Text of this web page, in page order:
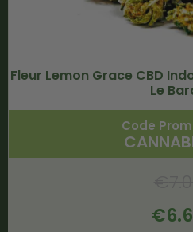
Fleur Lemon Grace CBD
Le
Code
€